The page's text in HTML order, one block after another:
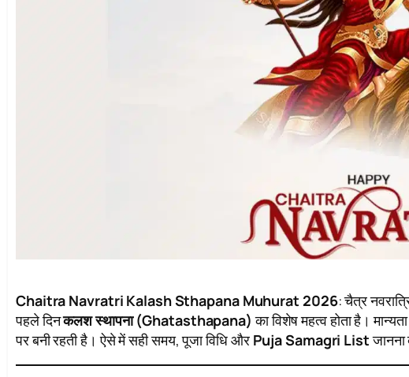
Chaitra Navratri Kalash Sthapana Muhurat 2026: चैत्र
पहले दिनकलश स्थापना (Ghatasthapana) का विशेष महत्व होता है।
पर बनी रहती है। ऐसे में सही समय, पूजा विधि और Puja Samagri List